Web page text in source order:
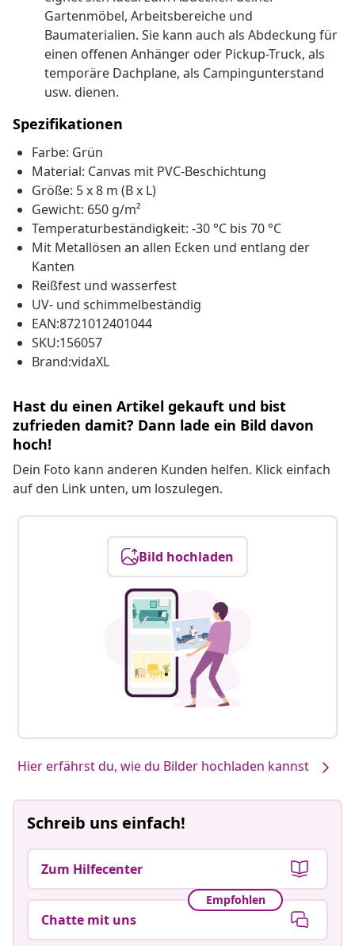
Gartenmöbel, Arbeitsbereiche und
Baumaterialien. Sie kann auch als Abdeckung für
einen offenen Anhänger oder Pickup-Truck, als
temporäre Dachplane, als Campingunterstand
usw. dienen.
Spezifikationen
Farbe: Grün
Material: Canvas mit PVC-Beschichtung
Größe: 5 x 8 m (B x L)
Gewicht: 650 g/m²
Temperaturbeständigkeit: -30 °C bis 70 °C
Mit Metallösen an allen Ecken und entlang der
Kanten
Reißfest und wasserfest
UV- und schimmelbeständig
EAN:8721012401044
SKU:156057
Brand:vidaXL
Hast du einen Artikel gekauft und bist
zufrieden damit? Dann lade ein Bild davon
hoch!
Dein Foto kann anderen Kunden helfen. Klick einfach
auf den Link unten, um loszulegen.
Bild hochladen
Hier erfährst du, wie du Bilder hochladen kannst
Schreib uns einfach!
Zum Hilfecenter
Empfohlen
Chatte mit uns